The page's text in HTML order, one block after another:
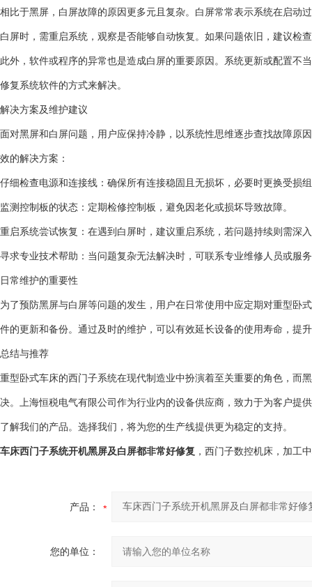
相比于黑屏，白屏故障的原因更多元且复杂。白屏常常表示系统在启动
白屏时，需重启系统，观察是否能够自动恢复。如果问题依旧，建议检
此外，软件或程序的异常也是造成白屏的重要原因。系统更新或配置不
修复系统软件的方式来解决。
解决方案及维护建议
面对黑屏和白屏问题，用户应保持冷静，以系统性思维逐步查找故障原
效的解决方案：
仔细检查电源和连接线：确保所有连接稳固且无损坏，必要时更换受损
监测控制板的状态：定期检修控制板，避免因老化或损坏导致故障。
重启系统尝试恢复：在遇到白屏时，建议重启系统，若问题持续则需深
寻求专业技术帮助：当问题复杂无法解决时，可联系专业维修人员或服
日常维护的重要性
为了预防黑屏与白屏等问题的发生，用户在日常使用中应定期对重型卧
件的更新和备份。通过及时的维护，可以有效延长设备的使用寿命，提
总结与推荐
重型卧式车床的西门子系统在现代制造业中扮演着至关重要的角色，而
决。上海恒税电气有限公司作为行业内的设备供应商，致力于为客户提
了解我们的产品。选择我们，将为您的生产线提供更为稳定的支持。
车床西门子系统开机黑屏及白屏都非常好修复 ，西门子数控机床，加工
产品：
您的单位：